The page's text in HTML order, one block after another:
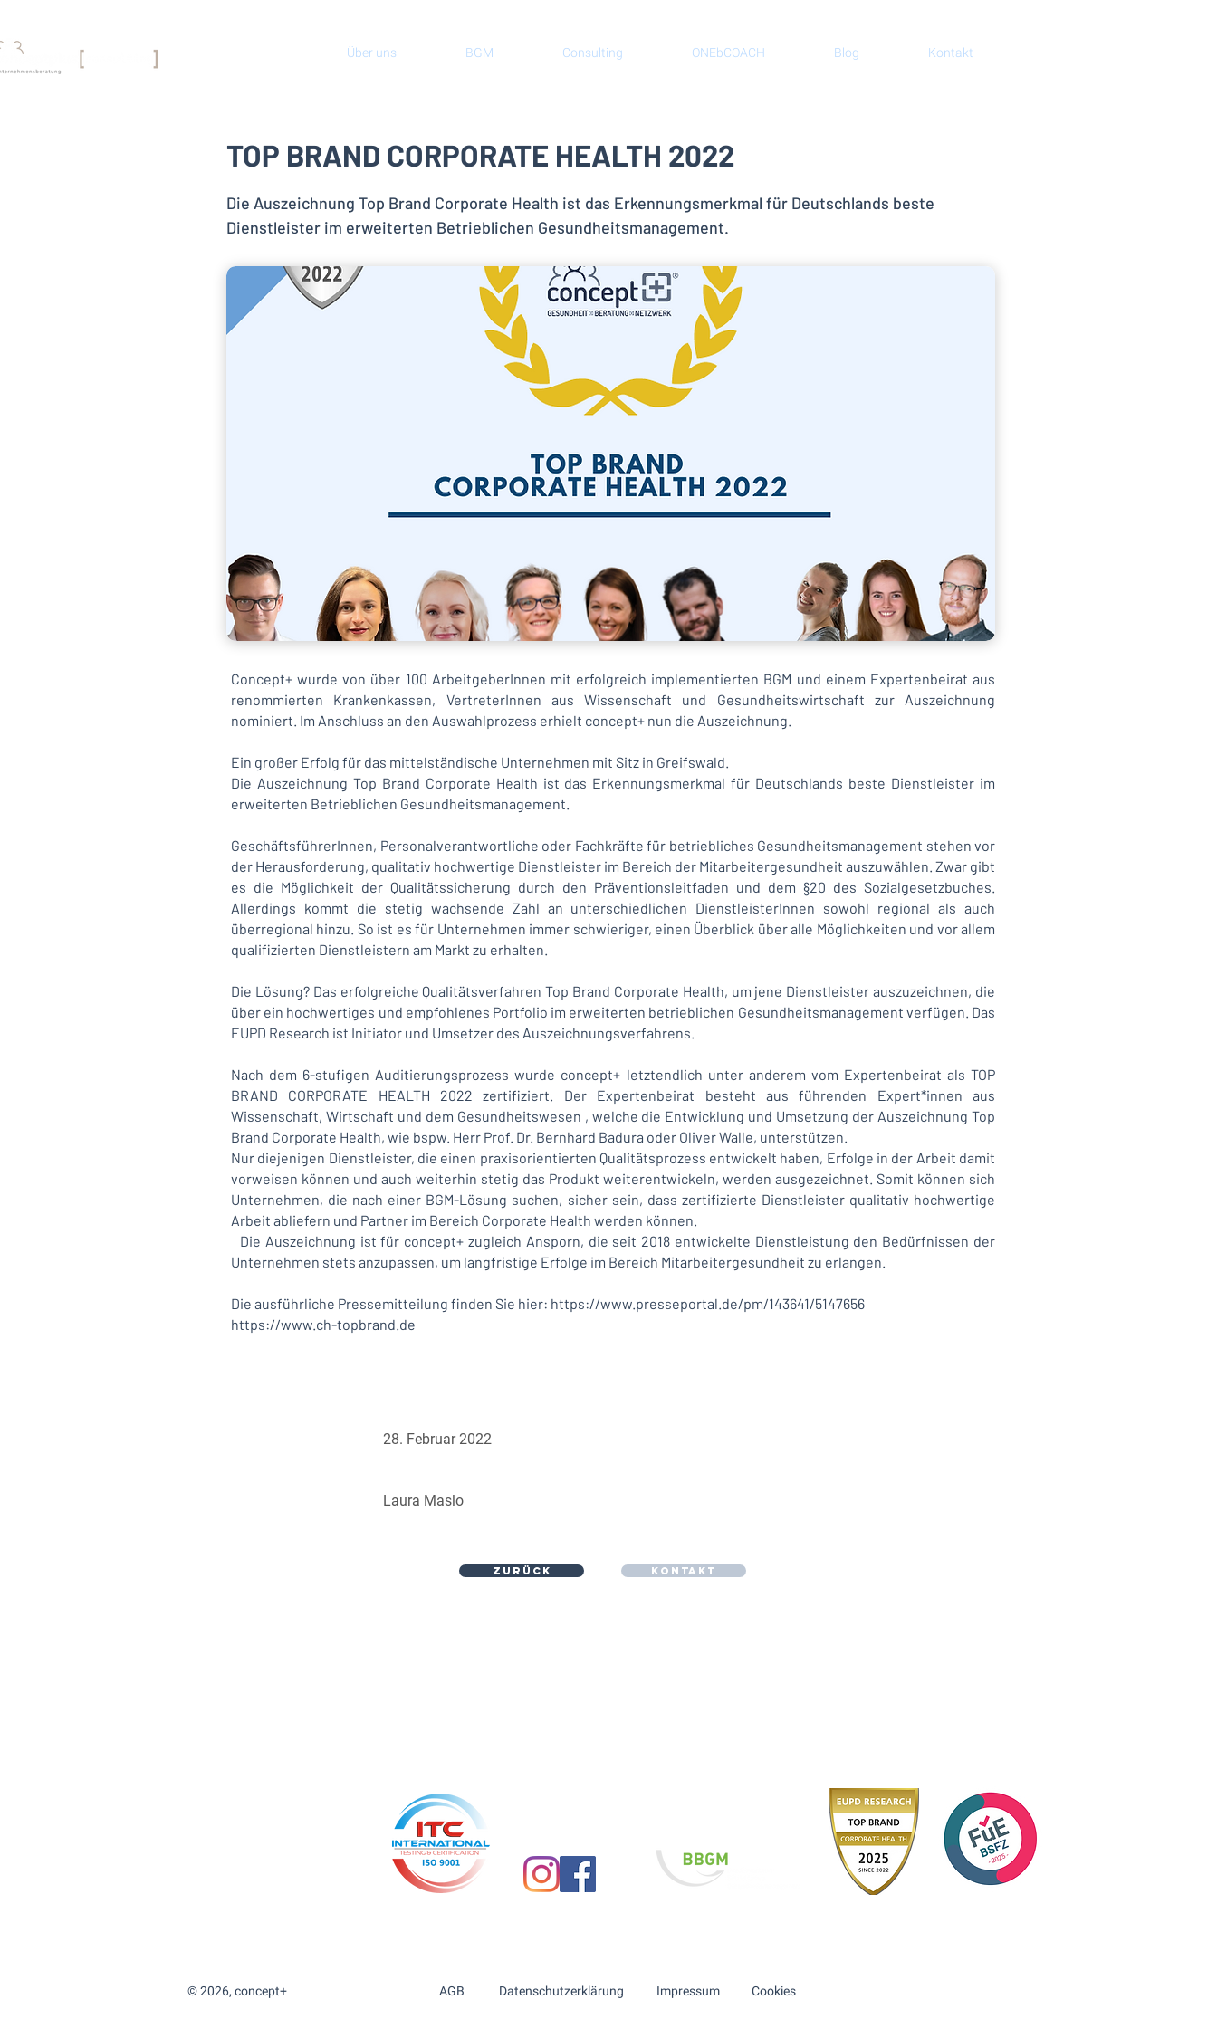
Über uns BGM Consulting ONEbCOACH Blog Kontakt
TOP BRAND CORPORATE HEALTH 2022
Die Auszeichnung Top Brand Corporate Health ist das Erkennungsmerkmal für Deutschlands beste
Dienstleister im erweiterten Betrieblichen Gesundheitsmanagement.
Concept+ wurde von über 100 ArbeitgeberInnen mit erfolgreich implementierten BGM und einem Expertenbeirat aus
renommierten Krankenkassen, VertreterInnen aus Wissenschaft und Gesundheitswirtschaft zur Auszeichnung
nominiert. Im Anschluss an den Auswahlprozess erhielt concept+ nun die Auszeichnung.
Ein großer Erfolg für das mittelständische Unternehmen mit Sitz in Greifswald.
Die Auszeichnung Top Brand Corporate Health ist das Erkennungsmerkmal für Deutschlands beste Dienstleister im
erweiterten Betrieblichen Gesundheitsmanagement.
GeschäftsführerInnen, Personalverantwortliche oder Fachkräfte für betriebliches Gesundheitsmanagement stehen vor
der Herausforderung, qualitativ hochwertige Dienstleister im Bereich der Mitarbeitergesundheit auszuwählen. Zwar gibt
es die Möglichkeit der Qualitätssicherung durch den Präventionsleitfaden und dem §20 des Sozialgesetzbuches.
Allerdings kommt die stetig wachsende Zahl an unterschiedlichen DienstleisterInnen sowohl regional als auch
überregional hinzu. So ist es für Unternehmen immer schwieriger, einen Überblick über alle Möglichkeiten und vor allem
qualifizierten Dienstleistern am Markt zu erhalten.
Die Lösung? Das erfolgreiche Qualitätsverfahren Top Brand Corporate Health, um jene Dienstleister auszuzeichnen, die
über ein hochwertiges und empfohlenes Portfolio im erweiterten betrieblichen Gesundheitsmanagement verfügen. Das
EUPD Research ist Initiator und Umsetzer des Auszeichnungsverfahrens.
Nach dem 6-stufigen Auditierungsprozess wurde concept+ letztendlich unter anderem vom Expertenbeirat als TOP
BRAND CORPORATE HEALTH 2022 zertifiziert. Der Expertenbeirat besteht aus führenden Expert*innen aus
Wissenschaft, Wirtschaft und dem Gesundheitswesen , welche die Entwicklung und Umsetzung der Auszeichnung Top
Brand Corporate Health, wie bspw. Herr Prof. Dr. Bernhard Badura oder Oliver Walle, unterstützen.
Nur diejenigen Dienstleister, die einen praxisorientierten Qualitätsprozess entwickelt haben, Erfolge in der Arbeit damit
vorweisen können und auch weiterhin stetig das Produkt weiterentwickeln, werden ausgezeichnet. Somit können sich
Unternehmen, die nach einer BGM-Lösung suchen, sicher sein, dass zertifizierte Dienstleister qualitativ hochwertige
Arbeit abliefern und Partner im Bereich Corporate Health werden können.
Die Auszeichnung ist für concept+ zugleich Ansporn, die seit 2018 entwickelte Dienstleistung den Bedürfnissen der
Unternehmen stets anzupassen, um langfristige Erfolge im Bereich Mitarbeitergesundheit zu erlangen.
Die ausführliche Pressemitteilung finden Sie hier: https://www.presseportal.de/pm/143641/5147656
https://www.ch-topbrand.de
28. Februar 2022
Laura Maslo
ZURÜCK KONTAKT
© 2026, concept+ Datenschutzerklärung
AGB Impressum Cookies